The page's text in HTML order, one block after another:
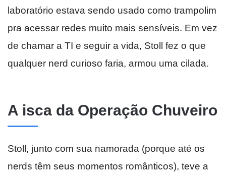
laboratório estava sendo usado como trampolim
pra acessar redes muito mais sensíveis. Em vez
de chamar a TI e seguir a vida, Stoll fez o que
qualquer nerd curioso faria, armou uma cilada.
A isca da Operação Chuveiro
Stoll, junto com sua namorada (porque até os
nerds têm seus momentos românticos), teve a